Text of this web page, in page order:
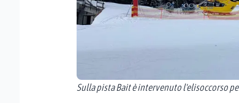
Sulla pista Bait è intervenuto l'elisoccorso